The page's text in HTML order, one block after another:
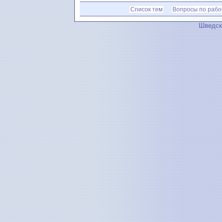
Список тем Вопросы по